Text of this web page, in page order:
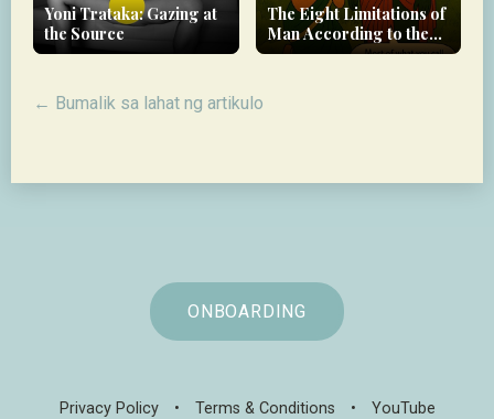
Yoni Trataka: Gazing at
the Source
The Eight Limitations of
Man According to the
Kularṇava Tantra
← Bumalik sa lahat ng artikulo
ONBOARDING
Privacy Policy • Terms & Conditions • YouTube